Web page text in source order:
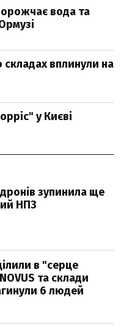
вода та
вплинули на
у Києві
зупинила ще
НПЗ
в "серце
та склади
6 людей